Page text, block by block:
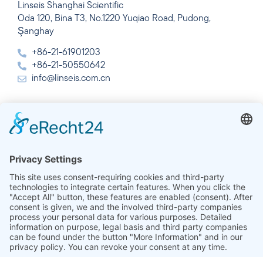
Linseis Shanghai Scientific
Oda 120, Bina T3, No.1220 Yuqiao Road, Pudong,
Şanghay
+86-21-61901203
+86-21-50550642
info@linseis.com.cn
Hindistan
Plot 65, 2nd Floor, Sai Enclave,
+91-11-42883851
sales@linseis.in